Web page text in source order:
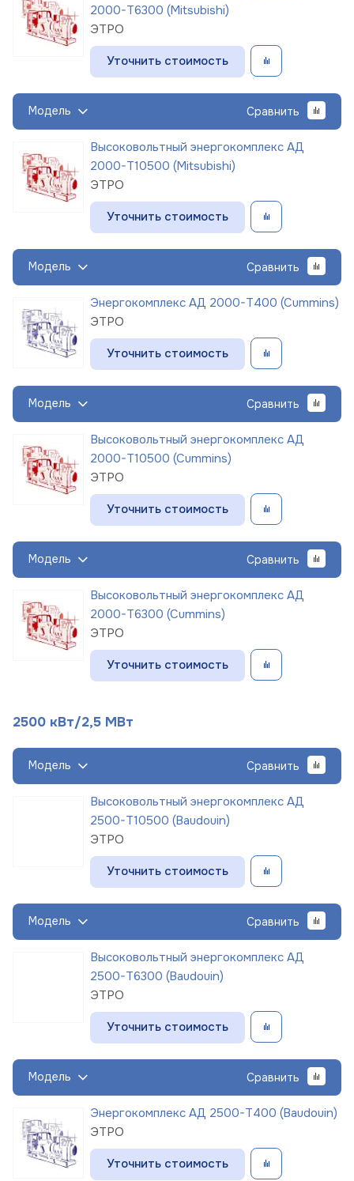
2000-Т6300 (Mitsubishi)
ЭТРО
Уточнить стоимость
Модель Сравнить
Высоковольтный энергокомплекс АД
2000-Т10500 (Mitsubishi)
ЭТРО
Уточнить стоимость
Модель Сравнить
Энергокомплекс АД 2000-Т400 (Cummins)
ЭТРО
Уточнить стоимость
Модель Сравнить
Высоковольтный энергокомплекс АД
2000-Т10500 (Cummins)
ЭТРО
Уточнить стоимость
Модель Сравнить
Высоковольтный энергокомплекс АД
2000-Т6300 (Cummins)
ЭТРО
Уточнить стоимость
2500 кВт/2,5 МВт
Модель Сравнить
Высоковольтный энергокомплекс АД
2500-Т10500 (Baudouin)
ЭТРО
Уточнить стоимость
Модель Сравнить
Высоковольтный энергокомплекс АД
2500-Т6300 (Baudouin)
ЭТРО
Уточнить стоимость
Модель Сравнить
Энергокомплекс АД 2500-Т400 (Baudouin)
ЭТРО
Уточнить стоимость